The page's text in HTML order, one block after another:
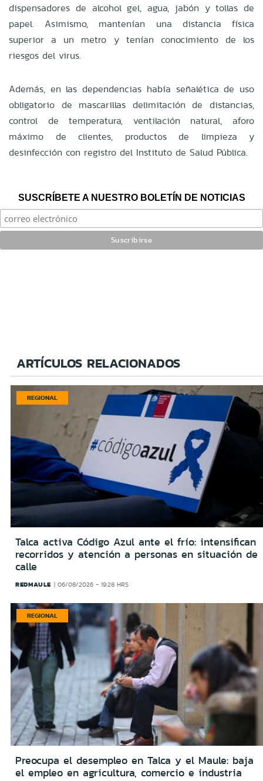
dispensadores de alcohol gel, agua, jabón y tollas de
papel. Asimismo, mantenían una distancia física
superior a un metro y tenían conocimiento de los
riesgos del virus.
Además, en las dependencias había señalética de uso
obligatorio de mascarillas delimitación de distancias,
control de temperatura, ventilación natural, aforo
máximo de clientes, productos de limpieza y
desinfección con registro del Instituto de Salud Pública.
SUSCRÍBETE A NUESTRO BOLETÍN DE NOTICIAS
ARTÍCULOS RELACIONADOS
REGIONAL
Talca activa Código Azul ante el frío: intensifican
recorridos y atención a personas en situación de
calle
REDMAULE 06/08/2026 - 19:28 HRS
REGIONAL
Preocupa el desempleo en Talca y el Maule: baja
el empleo en agricultura, comercio e industria